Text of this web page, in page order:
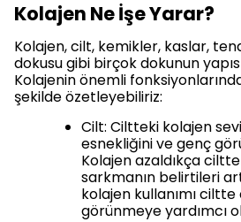
Kolajen Ne İşe Yarar?
Kolajen, cilt, kemikler, kaslar,
dokusu gibi birçok dokunun
Kolajenin önemli
şekilde özetleyebiliriz:
Cilt: Ciltteki kolajen
esnekliğini ve genç
Kolajen azaldıkça ciltte
sarkmanın belirtileri
kolajen kullanımı ciltte
görünmeye yardımcı